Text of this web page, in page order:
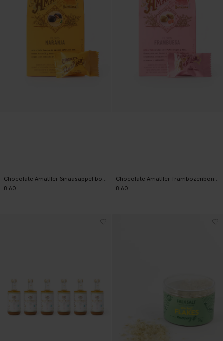
Chocolate Amatller Sinaasappel bonbons
8.60
Chocolate Amatller frambozenbonbons
8.60